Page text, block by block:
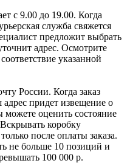
с 9.00 до 19.00. Когда
служба свяжется
предложит выбрать
адрес. Осмотрите
указанной
России. Когда заказ
придет извещение о
оценить состояние
коробку
после оплаты заказа.
не больше 10 позиций и
100 000 р.